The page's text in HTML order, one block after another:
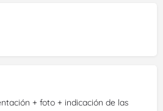
+ foto + indicación de las